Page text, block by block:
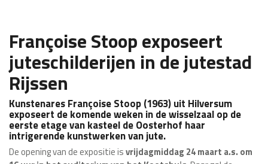
Françoise Stoop exposeert
juteschilderijen in de jutestad
Rijssen
Kunstenares Françoise Stoop (1963) uit Hilversum
exposeert de komende weken in de wisselzaal op de
eerste etage van kasteel de Oosterhof haar
intrigerende kunstwerken van jute.
De opening van de expositie isvrijdagmiddag 24 maart a.s. om